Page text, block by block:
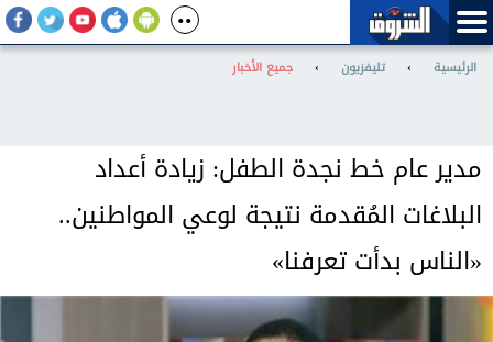
الرئيسية › تليفزيون › جميع الأخبار
مدير عام خط نجدة الطفل: زيادة أعداد
البلاغات المُقدمة نتيجة لوعي المواطنين..
«الناس بدأت تعرفنا»